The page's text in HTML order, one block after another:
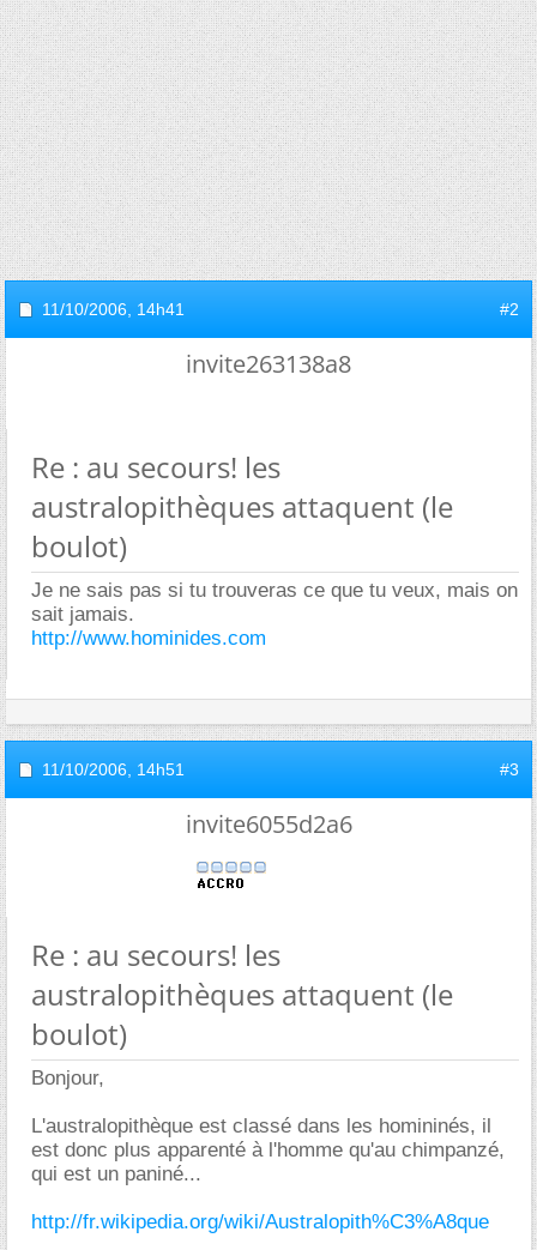
11/10/2006, 14h41 #2
invite263138a8
Re : au secours! les
australopithèques attaquent (le
boulot)
Je ne sais pas si tu trouveras ce que tu veux, mais on
sait jamais.
http://www.hominides.com
11/10/2006, 14h51 #3
invite6055d2a6
Re : au secours! les
australopithèques attaquent (le
boulot)
Bonjour,
L'australopithèque est classé dans les homininés, il
est donc plus apparenté à l'homme qu'au chimpanzé,
qui est un paniné...
http://fr.wikipedia.org/wiki/Australopith%C3%A8que